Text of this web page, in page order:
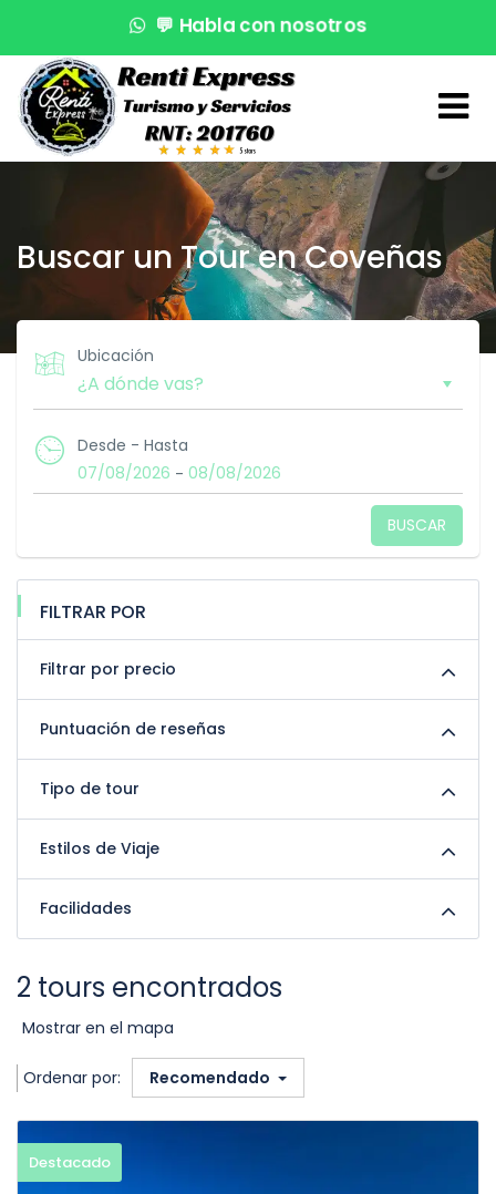
¡Reserva en segundos! 🚤 Atención VIP
💬 Habla con nosotros
Buscar un Tour en Coveñas
Ubicación
Desde - Hasta
07/08/2026 - 08/08/2026
BUSCAR
FILTRAR POR
Filtrar por precio
Puntuación de reseñas
Tipo de tour
Estilos de Viaje
Facilidades
2 tours encontrados
Mostrar en el mapa
Ordenar por: Recomendado
Destacado